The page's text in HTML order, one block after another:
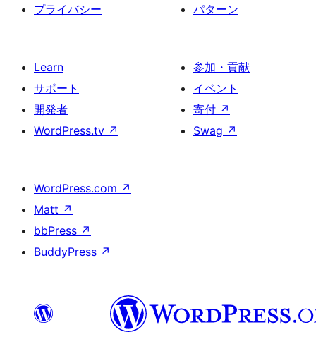
プライバシー
パターン
Learn
サポート
開発者
WordPress.tv ↗
参加・貢献
イベント
寄付 ↗
Swag ↗
WordPress.com ↗
Matt ↗
bbPress ↗
BuddyPress ↗